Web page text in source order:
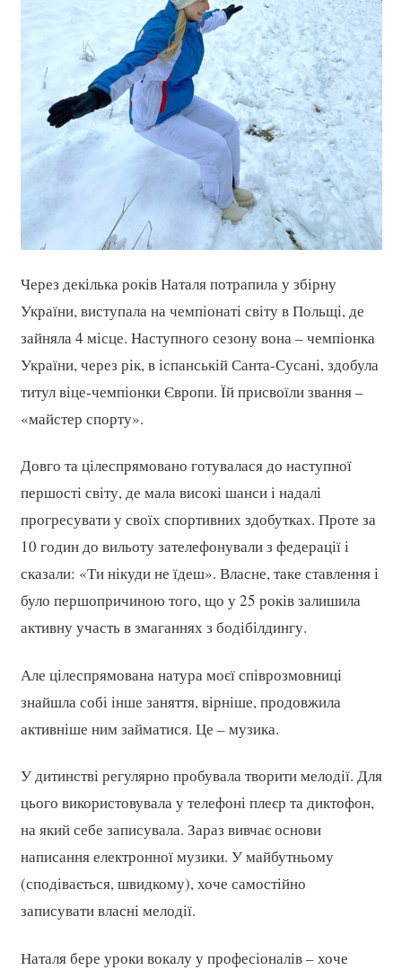
Через декілька років Наталя потрапила у збірну
України, виступала на чемпіонаті світу в Польщі, де
зайняла 4 місце. Наступного сезону вона – чемпіонка
України, через рік, в іспанській Санта-Сусані, здобула
титул віце-чемпіонки Європи. Їй присвоїли звання –
«майстер спорту».
Довго та цілеспрямовано готувалася до наступної
першості світу, де мала високі шанси і надалі
прогресувати у своїх спортивних здобутках. Проте за
10 годин до вильоту зателефонували з федерації і
сказали: «Ти нікуди не їдеш». Власне, таке ставлення і
було першопричиною того, що у 25 років залишила
активну участь в змаганнях з бодібілдингу.
Але цілеспрямована натура моєї співрозмовниці
знайшла собі інше заняття, вірніше, продовжила
активніше ним займатися. Це – музика.
У дитинстві регулярно пробувала творити мелодії. Для
цього використовувала у телефоні плеєр та диктофон,
на який себе записувала. Зараз вивчає основи
написання електронної музики. У майбутньому
(сподівається, швидкому), хоче самостійно
записувати власні мелодії.
Наталя бере уроки вокалу у професіоналів – хоче